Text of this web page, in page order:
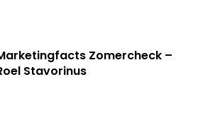
Zomercheck –
Stavorinus